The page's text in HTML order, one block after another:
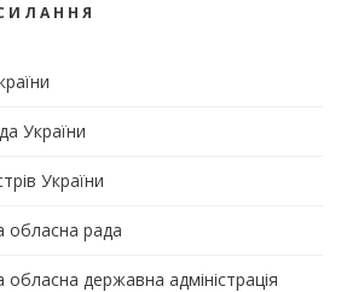
України
України
обласна рада
державна адміністрація